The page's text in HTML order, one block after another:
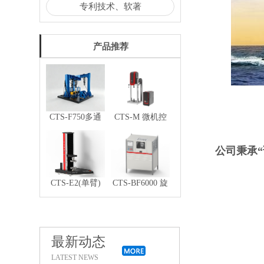
专利技术、软著
产品推荐
CTS-F750多通
零部件疲劳试验
系统
CTS-M 微机控
试系统
CTS-E2(单臂)
微机控制电子式
CTS-BF6000 旋
转弯曲疲劳试验
最新动态
LATEST NEWS
公司秉承